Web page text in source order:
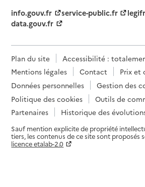
info.gouv.fr
service-public.fr
data.gouv.fr
Plan du site
Accessibilité :
Mentions légales
Contact
Prix et
Données personnelles
Gestion des
Politique des cookies
Outils de
Partenaires
Historique des
Sauf mention explicite de propriété
tiers, les contenus de ce site sont proposés
licence etalab-2.0